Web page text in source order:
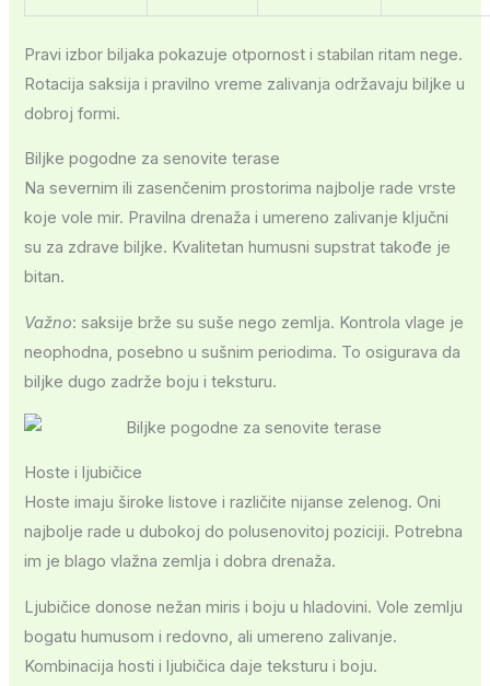
Pravi izbor biljaka pokazuje otpornost i stabilan ritam nege.
Rotacija saksija i pravilno vreme zalivanja održavaju biljke u
dobroj formi.
Biljke pogodne za senovite terase
Na severnim ili zasenčenim prostorima najbolje rade vrste
koje vole mir. Pravilna drenaža i umereno zalivanje ključni
su za zdrave biljke. Kvalitetan humusni supstrat takođe je
bitan.
Važno: saksije brže su suše nego zemlja. Kontrola vlage je
neophodna, posebno u sušnim periodima. To osigurava da
biljke dugo zadrže boju i teksturu.
Hoste i ljubičice
Hoste imaju široke listove i različite nijanse zelenog. Oni
najbolje rade u dubokoj do polusenovitoj poziciji. Potrebna
im je blago vlažna zemlja i dobra drenaža.
Ljubičice donose nežan miris i boju u hladovini. Vole zemlju
bogatu humusom i redovno, ali umereno zalivanje.
Kombinacija hosti i ljubičica daje teksturu i boju.